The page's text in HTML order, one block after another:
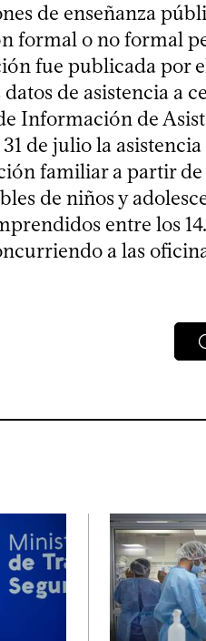
de enseñanza
formal o no formal
fue publicada por
de asistencia a
Información de
de julio la
familiar a partir
de niños y
entre los
a las